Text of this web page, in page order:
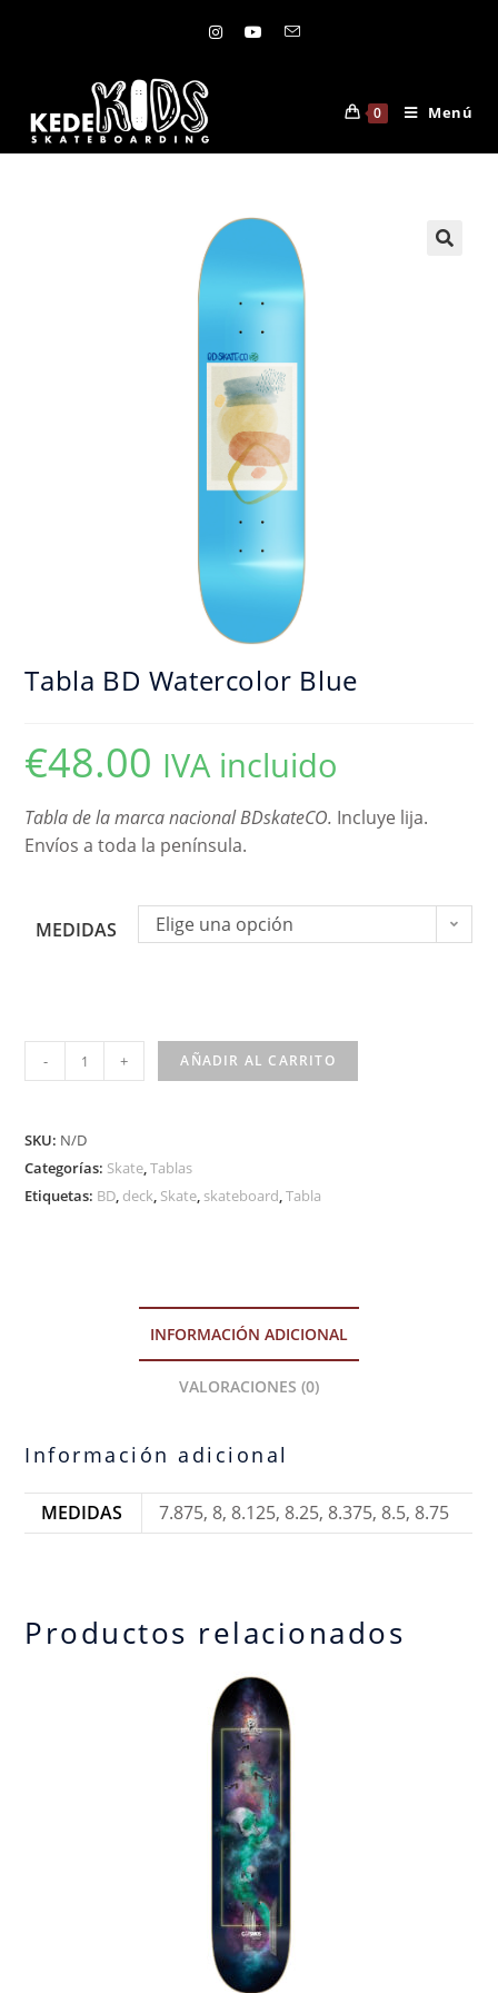
0 Menú
Tabla BD Watercolor Blue
€48.00 IVA incluido
Tabla de la marca nacional BDskateCO. Incluye lija.
Envíos a toda la península.
MEDIDAS Elige una opción
- + AÑADIR AL CARRITO
SKU: N/D
Categorías: Skate,Tablas
Etiquetas: BD, deck, Skate, skateboard,Tabla
INFORMACIÓN ADICIONAL
VALORACIONES (0)
Información adicional
MEDIDAS 7.875, 8, 8.125, 8.25, 8.375, 8.5, 8.75
Productos relacionados